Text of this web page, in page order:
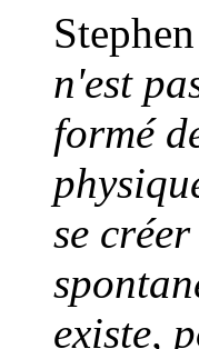
n'est
formé
se
existe,